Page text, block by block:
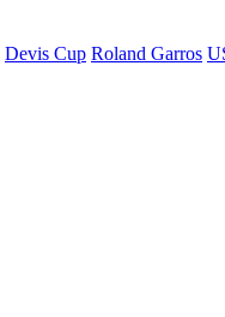
Devis Cup Roland Garros